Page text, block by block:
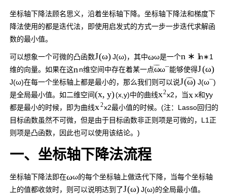
坐标轴下降法顾名思义，沿着坐标轴下降。坐标轴下降法和梯度下
降法使用的都是迭代法，即使用启发式的方式一步一步迭代求解函
数的最小值。
可以想象一个可微的凸函数J(ω) J(ω)，其中ωω是一个n ∗ 1n∗1
维的向量。如果在这n n维空间中存在着某一点ω
¯¯
¯ω¯能够使得J(ω)
J(ω)在每一个坐标轴上都是最小的，那么我们则可以说J(ω
¯¯
¯) J(ω¯)
是全局最小值。如二维空间(x, y)(x, y)中的曲线x2x2，当xx和yy
都是最小的时候，即为曲线x2x2最小值的时候。(注：Lasso回归的
目标函数虽然不可微，但是由于目标函数非正则项是可微的，L1正
则项是凸函数，因此也可以使用该结论。)
一、坐标轴下降法流程
坐标轴下降法即在ωω的每个坐标轴上做迭代下降，当每个坐标轴
上的值都收敛时，则可以说明达到了J(ω) J(ω)的全局最小值。